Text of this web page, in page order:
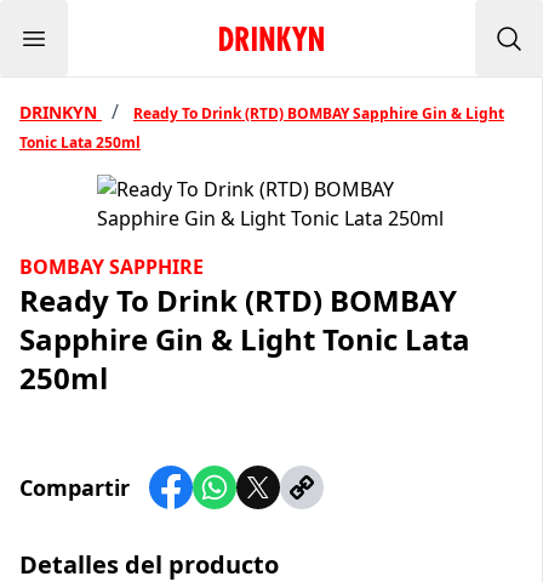
Menu Inicio Drinkyn
DRINKYN /
Ready To Drink (RTD) BOMBAY Sapphire Gin & Light
Tonic Lata 250ml
BOMBAY SAPPHIRE
Ready To Drink (RTD) BOMBAY
Sapphire Gin & Light Tonic Lata
250ml
Compartir
Detalles del producto